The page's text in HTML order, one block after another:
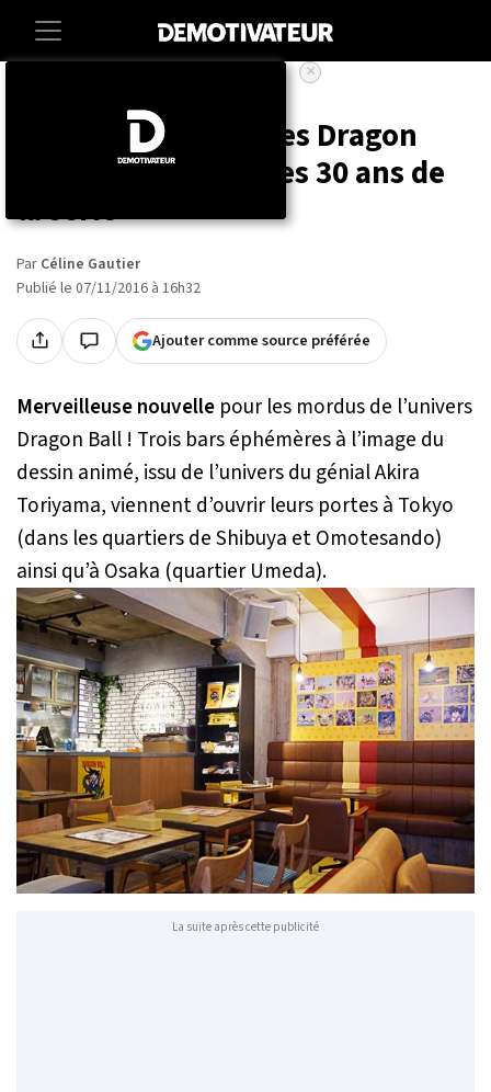
Des cafés éphémères Dragon
Ball ouvrent pour les 30 ans de
la série
Par Céline Gautier
Publié le 07/11/2016 à 16h32
Ajouter comme source préférée
Merveilleuse nouvelle pour les mordus de l’univers
Dragon Ball ! Trois bars éphémères à l’image du
dessin animé, issu de l’univers du génial Akira
Toriyama, viennent d’ouvrir leurs portes à Tokyo
(dans les quartiers de Shibuya et Omotesando)
ainsi qu’à Osaka (quartier Umeda).
La suite après cette publicité
×